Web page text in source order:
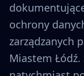
ochrony
zarządzanych
Miastem Łódź.